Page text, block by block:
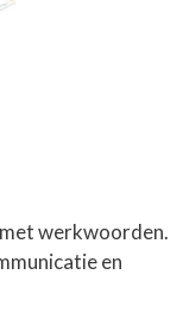
werkwoorden.
en